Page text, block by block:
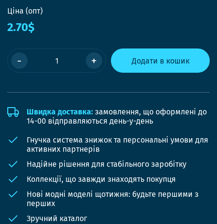
Ціна (опт)
2.70$
- + Додати в кошик
Швидка доставка: замовлення, що оформлені до
14-00 відправляються день-у-день
Гнучка система знижок та персональні умови для
активних партнерів
Надійне рішення для стабільного заробітку
Коллекції, що завжди знаходять покупця
Нові модні моделі щотижня: будьте першими з
перших
Зручний каталог